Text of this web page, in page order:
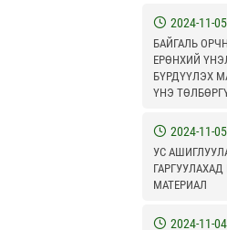
2024-11-05
БАЙГАЛЬ
ЕРӨНХИЙ
БҮРДҮҮЛЭХ
ҮНЭ
2024-11-05
УС
МАТЕРИАЛ
2024-11-04